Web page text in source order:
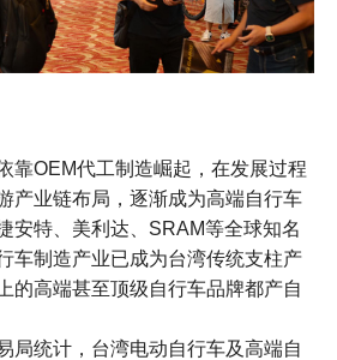
OEM代工制造崛起，在发展过程
产业链布局，逐渐成为高端自行车
安特、美利达、SRAM等全球知名
车制造产业已成为台湾传统支柱产
的高端甚至顶级自行车品牌都产自
统计，台湾电动自行车及高端自